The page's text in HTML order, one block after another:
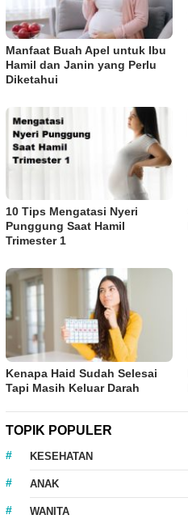
Manfaat Buah Apel untuk Ibu
Hamil dan Janin yang Perlu
Diketahui
10 Tips Mengatasi Nyeri
Punggung Saat Hamil
Trimester 1
Kenapa Haid Sudah Selesai
Tapi Masih Keluar Darah
TOPIK POPULER
KESEHATAN
ANAK
WANITA